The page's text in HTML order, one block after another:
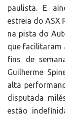
paulista. E
estreia do ASX
na pista do
que facilitaram
fins de
Guilherme
alta
disputada
estão